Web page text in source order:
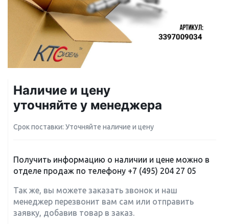
Наличие и цену
уточняйте у менеджера
Срок поставки: Уточняйте наличие и цену
Получить информацию о наличии и цене можно в
отделе продаж по телефону +7 (495) 204 27 05
Так же, вы можете заказать звонок и наш
менеджер перезвонит вам сам или отправить
заявку, добавив товар в заказ.